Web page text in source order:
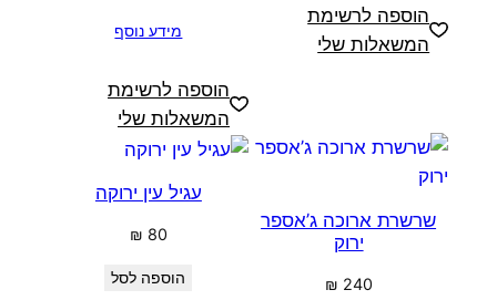
הוספה לרשימת
המשאלות שלי
מידע נוסף
הוספה לרשימת
המשאלות שלי
שרשרת ארוכה ג’אספר
ירוק
₪ 240
עגיל עין ירוקה
₪ 80
הוספה לסל